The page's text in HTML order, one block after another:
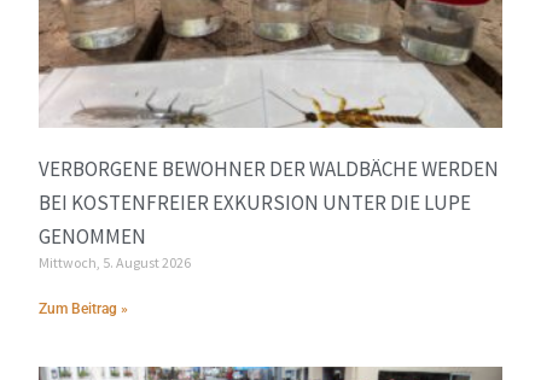
VERBORGENE BEWOHNER DER WALDBÄCHE WERDEN
BEI KOSTENFREIER EXKURSION UNTER DIE LUPE
GENOMMEN
Mittwoch, 5. August 2026
Zum Beitrag »